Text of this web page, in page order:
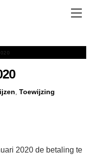
, Toewijzing
2020 de betaling te